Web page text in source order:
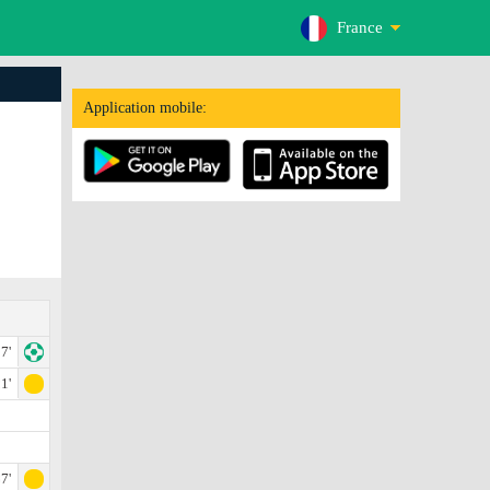
France
Application mobile:
7'